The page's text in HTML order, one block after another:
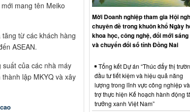
mang tên Meiko
từ các khách hàng
ASEAN.
của các nhà máy
lập MKYQ và xây
Mời Doanh nghiệp tham gia Hội
chuyên đề trong khuôn khổ Ngày
khoa học, công nghệ, đổi mới sáng
và chuyển đổi số tỉnh Đồng Nai
Tổng kết Dự án “Thúc đẩy thị
đầu tư tiết kiệm và hiệu quả năng
lượng trong lĩnh vực công nghiệp
trợ thực hiện Kế hoạch hành động
trưởng xanh Việt Nam”